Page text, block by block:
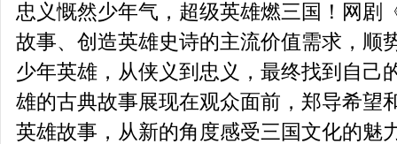
忠义慨然少年气，超级英雄燃三国！网剧
故事、创造英雄史诗的主流价值需求，顺
少年英雄，从侠义到忠义，最终找到自己
雄的古典故事展现在观众面前，郑导希望
英雄故事，从新的角度感受三国文化的魅